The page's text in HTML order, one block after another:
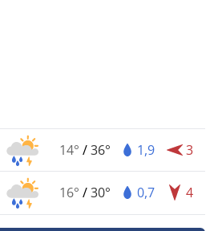
14° /36° 1,9 3
16° /30° 0,7 4